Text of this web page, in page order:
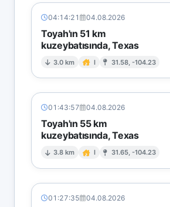
04:14:21 04.08.2026
Toyah'ın 51 km
kuzeybatısında, Texas
3.0 km I 31.58, -104.23
01:43:57 04.08.2026
Toyah'ın 55 km
kuzeybatısında, Texas
3.8 km I 31.65, -104.23
01:27:35 04.08.2026